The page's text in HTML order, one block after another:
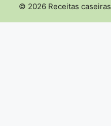
© 2026 Receitas caseiras